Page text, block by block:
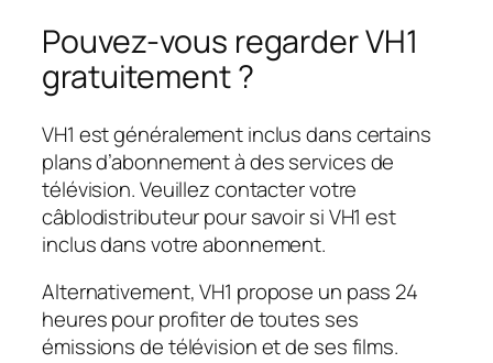
Pouvez-vous regarder VH1
gratuitement ?
VH1 est généralement inclus dans certains
plans d’abonnement à des services de
télévision. Veuillez contacter votre
câblodistributeur pour savoir si VH1 est
inclus dans votre abonnement.
Alternativement, VH1 propose un pass 24
heures pour profiter de toutes ses
émissions de télévision et de ses films.